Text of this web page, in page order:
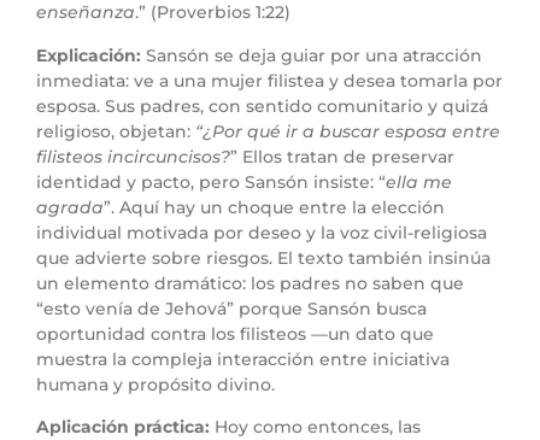
enseñanza.” (Proverbios 1:22)
Explicación: Sansón se deja guiar por una atracción
inmediata: ve a una mujer filistea y desea tomarla por
esposa. Sus padres, con sentido comunitario y quizá
religioso, objetan: “¿Por qué ir a buscar esposa entre
filisteos incircuncisos?” Ellos tratan de preservar
identidad y pacto, pero Sansón insiste: “ella me
agrada”. Aquí hay un choque entre la elección
individual motivada por deseo y la voz civil-religiosa
que advierte sobre riesgos. El texto también insinúa
un elemento dramático: los padres no saben que
“esto venía de Jehová” porque Sansón busca
oportunidad contra los filisteos —un dato que
muestra la compleja interacción entre iniciativa
humana y propósito divino.
Aplicación práctica: Hoy como entonces, las